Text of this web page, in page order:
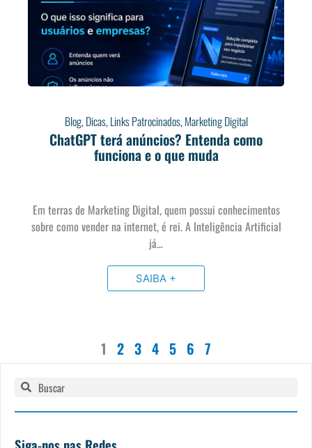
Blog,Dicas,Links Patrocinados,Marketing Digital
ChatGPT terá anúncios? Entenda como
funciona e o que muda
Em terras de Marketing Digital, quem possui conhecimentos
sobre como vender na internet, é rei. A Inteligência Artificial
já…
SAIBA +
1 2 3 4 5 6 7
Pesquisar
Pesquisar